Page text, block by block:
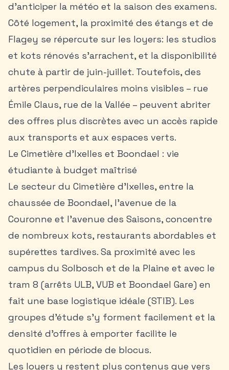
d’anticiper la météo et la saison des examens.
Côté logement, la proximité des étangs et de
Flagey se répercute sur les loyers: les studios
et kots rénovés s’arrachent, et la disponibilité
chute à partir de juin-juillet. Toutefois, des
artères perpendiculaires moins visibles – rue
Émile Claus, rue de la Vallée – peuvent abriter
des offres plus discrètes avec un accès rapide
aux transports et aux espaces verts.
Le Cimetière d’Ixelles et Boondael : vie
étudiante à budget maîtrisé
Le secteur du Cimetière d’Ixelles, entre la
chaussée de Boondael, l’avenue de la
Couronne et l’avenue des Saisons, concentre
de nombreux kots, restaurants abordables et
supérettes tardives. Sa proximité avec les
campus du Solbosch et de la Plaine et avec le
tram 8 (arrêts ULB, VUB et Boondael Gare) en
fait une base logistique idéale (STIB). Les
groupes d’étude s’y forment facilement et la
densité d’offres à emporter facilite le
quotidien en période de blocus.
Les loyers y restent plus contenus que vers